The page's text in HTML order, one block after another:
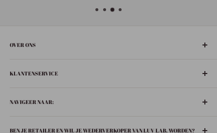
OVER ONS
Bunschoten-Spakenburg.
De Ziel 21
KLANTENSERVICE
Verzenden
Contact
NAVIGEER NAAR:
BEN JE RETAILER EN WIL JE WEDERVERKOPER VAN LUV LAB. WORDEN?